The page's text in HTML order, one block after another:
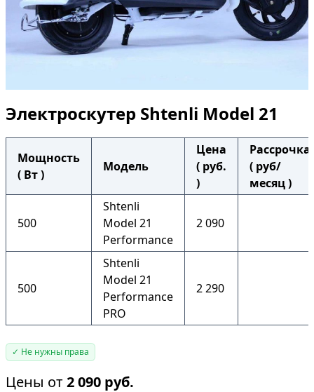
Электроскутер Shtenli Model 21
Мощность
( Вт )
Модель
Цена
( руб.
)
Рассрочка
( руб/
месяц )
500
Shtenli
Model 21
Performance
2 090
500
Shtenli
Model 21
Performance
PRO
2 290
✓ Не нужны права
Цены от2 090 руб.